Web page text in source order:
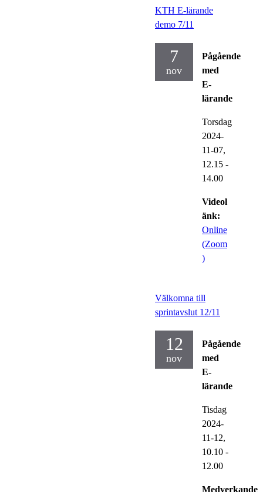
KTH E-lärande
demo 7/11
7
nov
Pågående
med
E-
lärande
Torsdag
2024-
11-07,
12.15 -
14.00
Videol
änk:
Online
(Zoom
)
Välkomna till
sprintavslut 12/11
12
nov
Pågående
med
E-
lärande
Tisdag
2024-
11-12,
10.10 -
12.00
Medverkande: